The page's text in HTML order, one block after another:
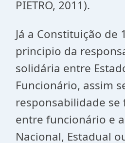
PIETRO,
Já a Constituição de
principio da
solidária entre
Funcionário, assim
responsabilidade se
entre funcionário e
Nacional, Estadual